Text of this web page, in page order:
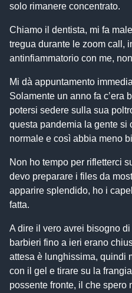
solo rimanere concentrato.
Chiamo il dentista, mi fa
tregua durante le zoom call,
antinfiammatorio con me,
Mi dà appuntamento
Solamente un anno fa c’era
potersi sedere sulla sua
questa pandemia la gente si
normale e così abbia meno
Non ho tempo per rifletterci
devo preparare i files da
apparire splendido, ho i
fatta.
A dire il vero avrei bisogno
barbieri fino a ieri erano
attesa è lunghissima, quindi
con il gel e tirare su la
possente fronte, il che spero